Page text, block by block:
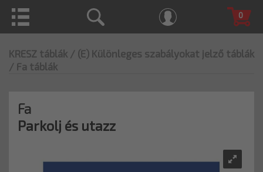
0
KRESZ táblák / (E) Különleges szabályokat jelző táblák
/ Fa táblák
Fa
Parkolj és utazz